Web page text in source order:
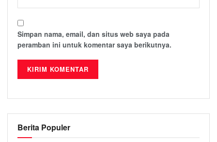
Simpan nama, email, dan situs web saya pada
peramban ini untuk komentar saya berikutnya.
Berita Populer